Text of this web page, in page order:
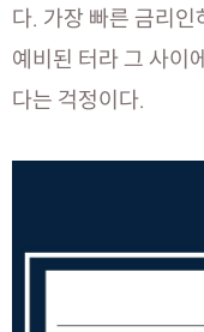
다. 가장 빠른 금리
예비된 터라 그 사이
다는 걱정이다.